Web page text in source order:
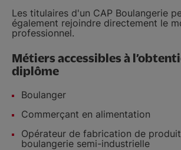
Les titulaires d'un CAP Boulangerie
également rejoindre directement le
professionnel.
Métiers accessibles à
diplôme
Boulanger
Commerçant en alimentation
Opérateur de fabrication de
boulangerie semi-industrielle